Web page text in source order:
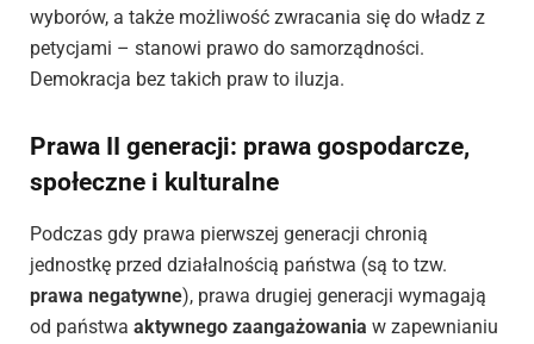
wyborów, a także możliwość zwracania się do władz z
petycjami – stanowi prawo do samorządności.
Demokracja bez takich praw to iluzja.
Prawa II generacji: prawa gospodarcze,
społeczne i kulturalne
Podczas gdy prawa pierwszej generacji chronią
jednostkę przed działalnością państwa (są to tzw.
prawa negatywne), prawa drugiej generacji wymagają
od państwa aktywnego zaangażowania w zapewnianiu